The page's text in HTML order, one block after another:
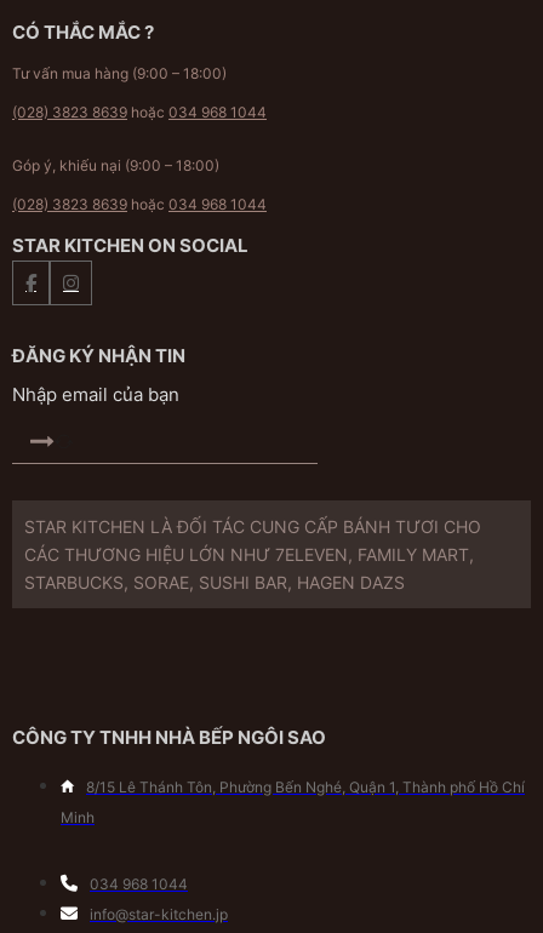
CÓ THẮC MẮC ?
Tư vấn mua hàng (9:00 – 18:00)
(028) 3823 8639 hoặc 034 968 1044
Góp ý, khiếu nại (9:00 – 18:00)
(028) 3823 8639 hoặc 034 968 1044
STAR KITCHEN ON SOCIAL
ĐĂNG KÝ NHẬN TIN
STAR KITCHEN LÀ ĐỐI TÁC CUNG CẤP BÁNH TƯƠI CHO
CÁC THƯƠNG HIỆU LỚN NHƯ 7ELEVEN, FAMILY MART,
STARBUCKS, SORAE, SUSHI BAR, HAGEN DAZS
CÔNG TY TNHH NHÀ BẾP NGÔI SAO
8/15 Lê Thánh Tôn, Phường Bến Nghé, Quận 1, Thành phố Hồ Chí
Minh
034 968 1044
info@star-kitchen.jp